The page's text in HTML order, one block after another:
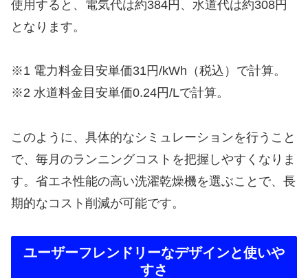
使用すると、電気代は約384円、水道代は約308円
となります。
※1 電力料金目安単価31円/kWh（税込）で計算。
※2 水道料金目安単価0.24円/Lで計算。
このように、具体的なシミュレーションを行うこと
で、毎月のランニングコストを把握しやすくなりま
す。省エネ性能の高い洗濯乾燥機を選ぶことで、長
期的なコスト削減が可能です。
ユーザーフレンドリーなデザインと使いや
すさ